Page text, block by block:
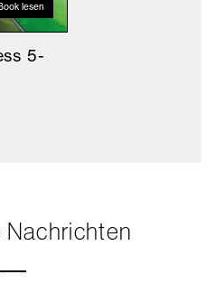
lesen
5-
Nachrichten